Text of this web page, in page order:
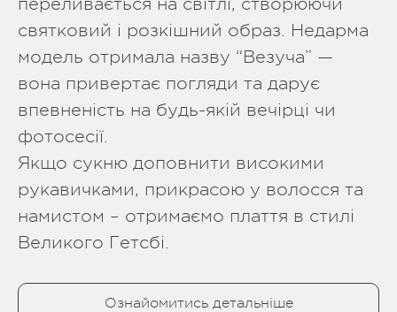
святковий і розкішний образ. Недарма
модель отримала назву “Везуча” —
вона привертає погляди та дарує
впевненість на будь-якій вечірці чи
фотосесії.
Якщо сукню доповнити високими
рукавичками, прикрасою у волосся та
намистом – отримаємо плаття в стилі
Великого Гетсбі.
Ознайомитись детальніше